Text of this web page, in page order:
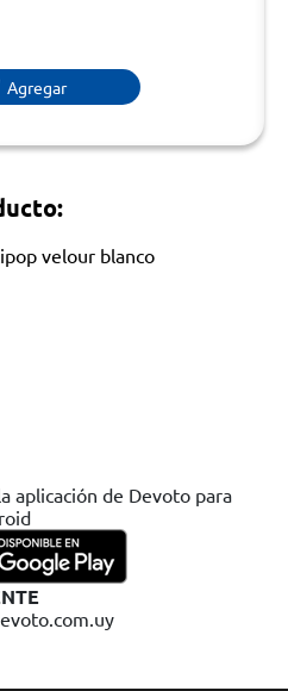
Agregar
velour blanco
aplicación de Devoto para